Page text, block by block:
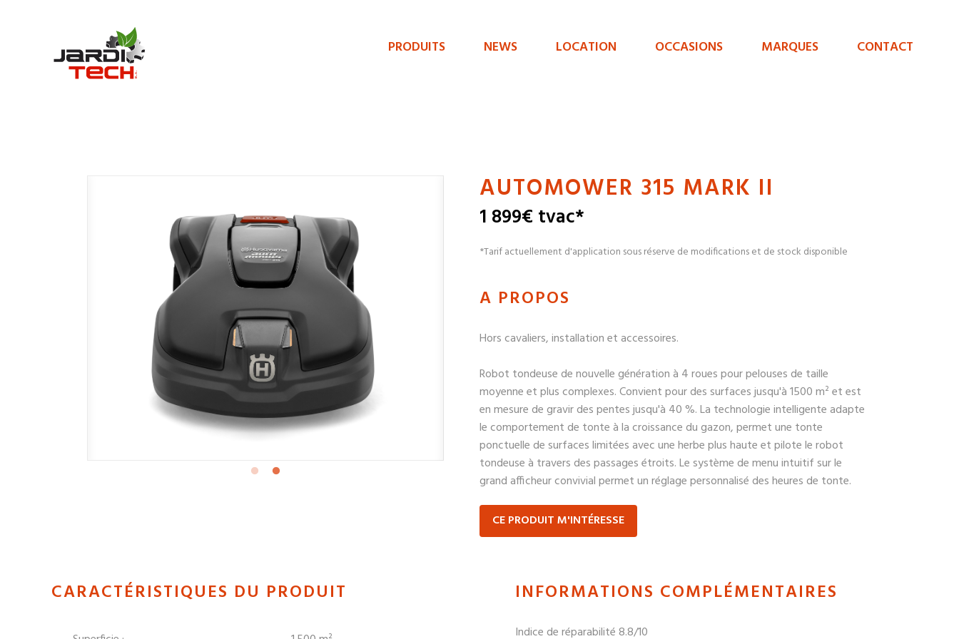
Jarditech
Menu
PRODUITS NEWS LOCATION OCCASIONS MARQUES CONTACT
AUTOMOWER 315 MARK II
1 899€ tvac*
*Tarif actuellement d'application sous réserve de modifications et de stock disponible
A PROPOS
Hors cavaliers, installation et accessoires.
Robot tondeuse de nouvelle génération à 4 roues pour pelouses de taille
moyenne et plus complexes. Convient pour des surfaces jusqu'à 1500 m² et est
en mesure de gravir des pentes jusqu'à 40 %. La technologie intelligente adapte
le comportement de tonte à la croissance du gazon, permet une tonte
ponctuelle de surfaces limitées avec une herbe plus haute et pilote le robot
tondeuse à travers des passages étroits. Le système de menu intuitif sur le
grand afficheur convivial permet un réglage personnalisé des heures de tonte.
CE PRODUIT M'INTÉRESSE
CARACTÉRISTIQUES DU PRODUIT INFORMATIONS COMPLÉMENTAIRES
Indice de réparabilité 8.8/10